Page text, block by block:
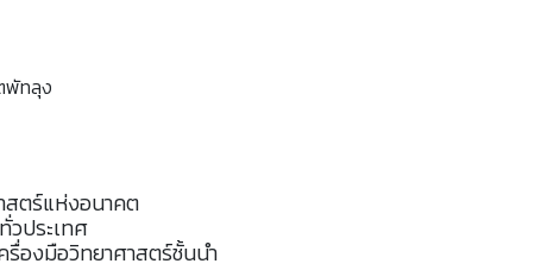
พัทลุง
สตร์แห่งอนาคต
ประเทศ
องมือวิทยาศาสตร์ชั้นนำ